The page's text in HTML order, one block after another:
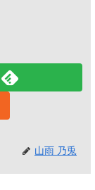
山雨 乃兎